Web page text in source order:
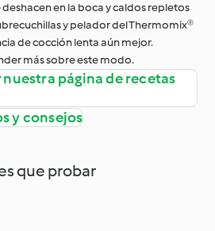
en la boca y caldos repletos
y pelador del Thermomix®
de cocción lenta aún mejor.
más sobre este modo.
página de recetas
y consejos
que probar